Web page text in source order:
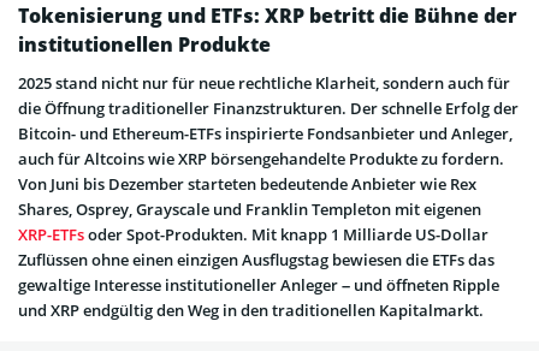
Tokenisierung und ETFs: XRP betritt die Bühne der
institutionellen Produkte
2025 stand nicht nur für neue rechtliche Klarheit, sondern auch für
die Öffnung traditioneller Finanzstrukturen. Der schnelle Erfolg der
Bitcoin- und Ethereum-ETFs inspirierte Fondsanbieter und Anleger,
auch für Altcoins wie XRP börsengehandelte Produkte zu fordern.
Von Juni bis Dezember starteten bedeutende Anbieter wie Rex
Shares, Osprey, Grayscale und Franklin Templeton mit eigenen
XRP-ETFsoder Spot-Produkten. Mit knapp 1 Milliarde US-Dollar
Zuflüssen ohne einen einzigen Ausflugstag bewiesen die ETFs das
gewaltige Interesse institutioneller Anleger – und öffneten Ripple
und XRP endgültig den Weg in den traditionellen Kapitalmarkt.